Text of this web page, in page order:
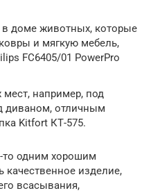
в доме животных, которые
и мягкую мебель,
FC6405/01 PowerPro
например, под
диваном, отличным
Kitfort КТ-575.
то одним хорошим
изделие,
всасывания,